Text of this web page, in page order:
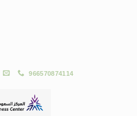
966570874114